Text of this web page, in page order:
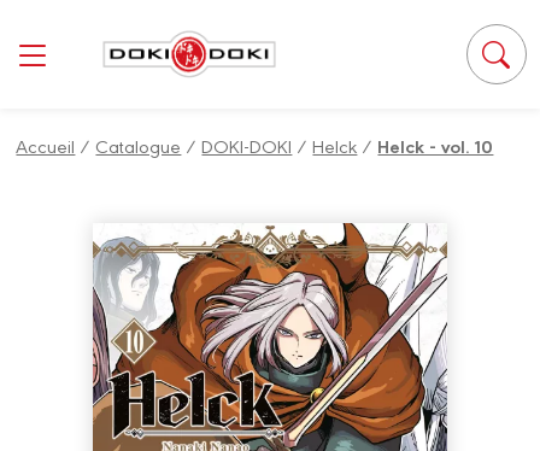
Accueil / Catalogue /DOKI-DOKI /Helck / Helck - vol. 10